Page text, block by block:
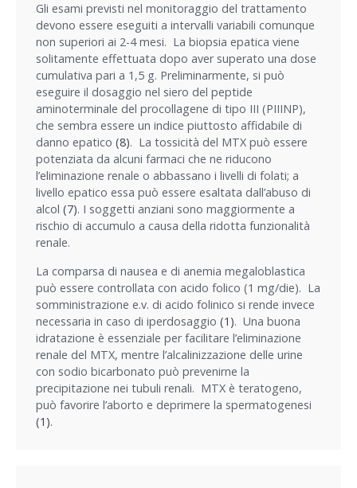
Gli esami previsti nel monitoraggio del trattamento
devono essere eseguiti a intervalli variabili comunque
non superiori ai 2-4 mesi. La biopsia epatica viene
solitamente effettuata dopo aver superato una dose
cumulativa pari a 1,5 g. Preliminarmente, si può
eseguire il dosaggio nel siero del peptide
aminoterminale del procollagene di tipo III (PIIINP),
che sembra essere un indice piuttosto affidabile di
danno epatico (8). La tossicità del MTX può essere
potenziata da alcuni farmaci che ne riducono
l’eliminazione renale o abbassano i livelli di folati; a
livello epatico essa può essere esaltata dall’abuso di
alcol (7). I soggetti anziani sono maggiormente a
rischio di accumulo a causa della ridotta funzionalità
renale.
La comparsa di nausea e di anemia megaloblastica
può essere controllata con acido folico (1 mg/die). La
somministrazione e.v. di acido folinico si rende invece
necessaria in caso di iperdosaggio (1). Una buona
idratazione è essenziale per facilitare l’eliminazione
renale del MTX, mentre l’alcalinizzazione delle urine
con sodio bicarbonato può prevenirne la
precipitazione nei tubuli renali. MTX è teratogeno,
può favorire l’aborto e deprimere la spermatogenesi
(1).